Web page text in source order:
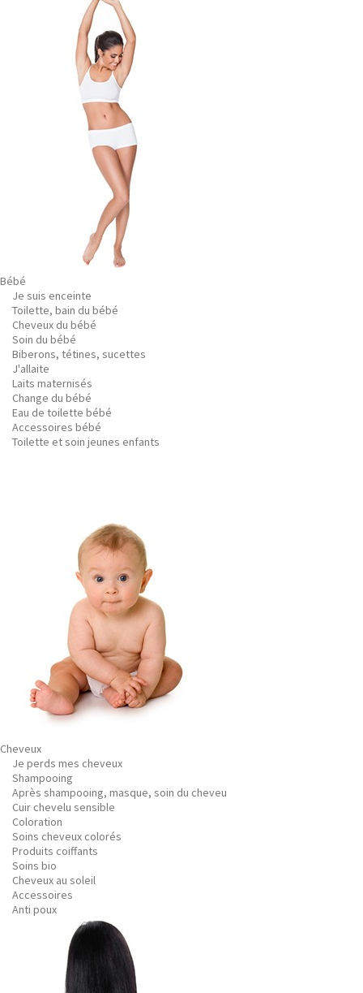
Bébé
Je suis enceinte
Toilette, bain du bébé
Cheveux du bébé
Soin du bébé
Biberons, tétines, sucettes
J'allaite
Laits maternisés
Change du bébé
Eau de toilette bébé
Accessoires bébé
Toilette et soin jeunes enfants
Cheveux
Je perds mes cheveux
Shampooing
Après shampooing, masque, soin du cheveu
Cuir chevelu sensible
Coloration
Soins cheveux colorés
Produits coiffants
Soins bio
Cheveux au soleil
Accessoires
Anti poux